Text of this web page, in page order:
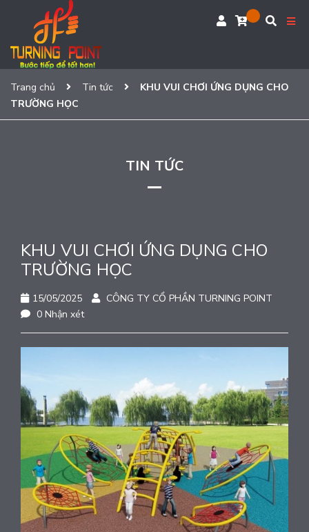
Trang chủ Tin tức
KHU VUI CHƠI ỨNG DỤNG CHO
TRƯỜNG HỌC
TIN TỨC
KHU VUI CHƠI ỨNG DỤNG CHO
TRƯỜNG HỌC
15/05/2025
CÔNG TY CỔ PHẦN TURNING POINT
0 Nhận xét